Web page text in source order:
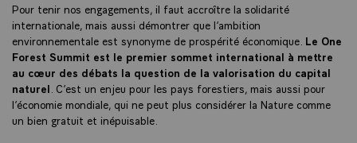
Pour tenir nos engagements, il faut accroître la solidarité
internationale, mais aussi démontrer que l’ambition
environnementale est synonyme de prospérité économique. Le One
Forest Summit est le premier sommet international à mettre
au cœur des débats la question de la valorisation du capital
naturel . C’est un enjeu pour les pays forestiers, mais aussi pour
l’économie mondiale, qui ne peut plus considérer la Nature comme
un bien gratuit et inépuisable.